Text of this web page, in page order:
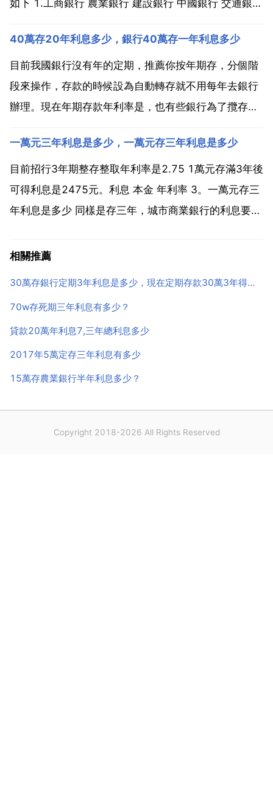
如下 1.工商銀行 農業銀行 建設銀行 中國銀行 交通銀
定期存款亦稱 定期存單 銀行與存款人雙方在存款時事
先約定期限 利率，到期後支...
40萬存20年利息多少，銀行40萬存一年利息多少
目前我國銀行沒有年的定期，推薦你按年期存，分個階
段來操作，存款的時候設為自動轉存就不用每年去銀行
辦理。現在年期存款年利率是，也有些銀行為了攬存任
就是。第一階段 按國家制定缺耐的利率算 元 第二階段
如果年清納後銀行利率沒變，上階段的本金和利息自動
轉存...
一萬元三年利息是多少，一萬元存三年利息是多少
目前招行3年期整存整取年利率是2.75 1萬元存滿3年後
可得利息是2475元。利息 本金 年利率 3。一萬元存三
年利息是多少 同樣是存三年，城市商業銀行的利息要比
銀行走走看看，貨比三家，選擇利息高的銀行存啊。請
相關推薦
30萬存銀行定期3年利息是多少，現在定期存款30萬3年得到多少利息
70w存死期三年利息有多少？
貸款20萬年利息7,三年總利息多少
2017年5萬定存三年利息有多少
15萬存農業銀行半年利息多少？
Copyright 2018-2026 All Rights Reserved